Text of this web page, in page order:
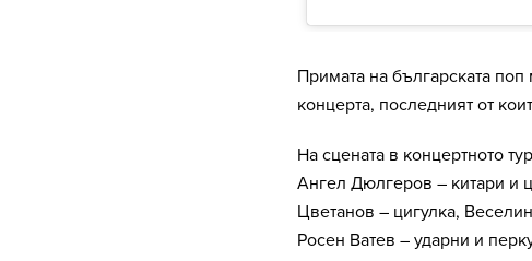
Примата на българската
концерта, последният от
На сцената в концертното
Ангел Дюлгеров – китари и
Цветанов – цигулка,
Росен Ватев – ударни и